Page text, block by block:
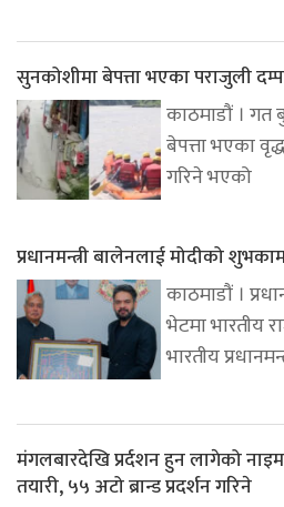
सुनकोशीमा बेपत्ता भएका पराजुली
काठमाडौं । गत
बेपत्ता भएका
गरिने भएको
प्रधानमन्त्री बालेनलाई मोदीको
काठमाडौं ।
भेटमा भारतीय
भारतीय
मंगलबारदेखि प्रर्दशन हुन लागेको
तयारी, ५५ अटो ब्रान्ड प्रदर्शन गरिने